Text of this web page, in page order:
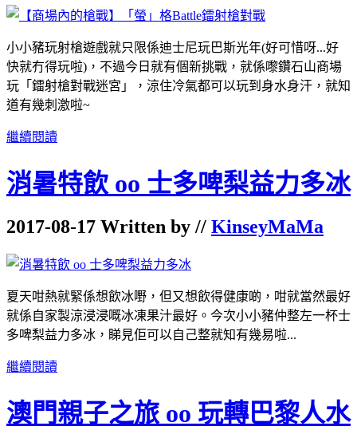
小小豬玩射槍遊戲就只限係迪士尼玩巴斯光年(好可惜呀...好
快就冇得玩啦)，不過今日就有個新挑戰，就係嚟鑽石山商場
玩「鐳射槍對戰迷宮」，涼住冷氣都可以玩到身水身汗，就知
道有幾刺激啦~
繼續閱讀
消暑特飲 oo 士多啤梨益力多冰
2017-08-17 Written by // KinseyMaMa
夏天咁熱就緊係想飲冰嘢，但又想飲得健康啲，咁就當然最好
就係自家製涼浸浸嘅冰凍果汁最好。今次小小豬仲整左一杯士
多啤梨益力多冰，睇見佢可以自己整就知有幾易啦...
繼續閱讀
澳門親子之旅 oo 玩轉巴黎人水